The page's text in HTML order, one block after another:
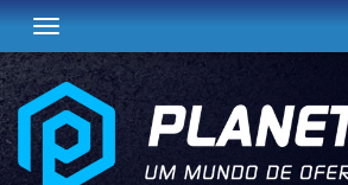
Toggle navigation